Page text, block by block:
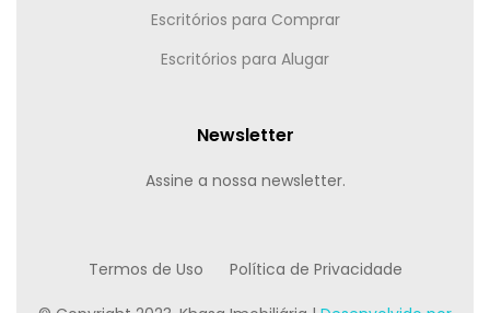
Escritórios para Comprar
Escritórios para Alugar
Newsletter
Assine a nossa newsletter.
Termos de Uso Política de Privacidade